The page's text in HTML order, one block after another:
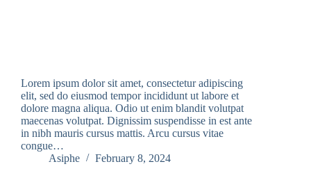
Lorem ipsum dolor sit amet, consectetur adipiscing
elit, sed do eiusmod tempor incididunt ut labore et
dolore magna aliqua. Odio ut enim blandit volutpat
maecenas volutpat. Dignissim suspendisse in est ante
in nibh mauris cursus mattis. Arcu cursus vitae
congue…
Asiphe
February 8, 2024